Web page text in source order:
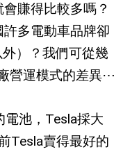
賺得比較多嗎？
多電動車品牌卻
外）？我們可從幾
營運模式的差異⋯
池， Tesla採大
Tesla賣得最好的